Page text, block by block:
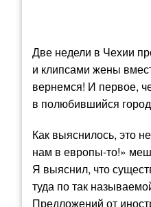
Две недели в Чехии
и клипсами жены
вернемся! И первое,
в полюбившийся
Как выяснилось, это
нам в европы-то!»
Я выяснил, что
туда по так
Предложений от